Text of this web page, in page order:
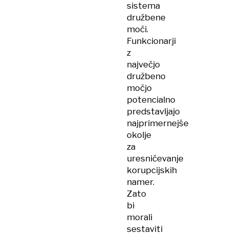
sistema
družbene
moči.
Funkcionarji
z
največjo
družbeno
močjo
potencialno
predstavljajo
najprimernejše
okolje
za
uresničevanje
korupcijskih
namer.
Zato
bi
morali
sestaviti